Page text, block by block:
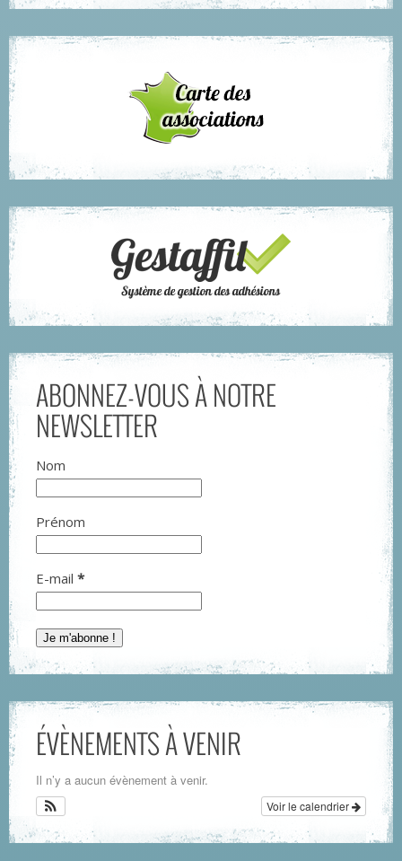
ABONNEZ-VOUS À NOTRE
NEWSLETTER
Nom
Prénom
E-mail *
ÉVÈNEMENTS À VENIR
Il n’y a aucun évènement à venir.
Voir le calendrier